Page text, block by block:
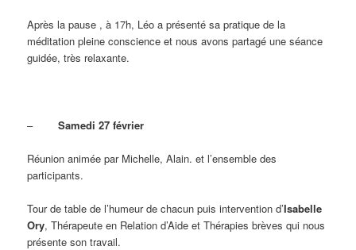
Après la pause , à 17h, Léo a présenté sa pratique de la
méditation pleine conscience et nous avons partagé une séance
guidée, très relaxante.
–Samedi 27 février
Réunion animée par Michelle, Alain. et l’ensemble des
participants.
Tour de table de l’humeur de chacun puis intervention d’Isabelle
Ory, Thérapeute en Relation d’Aide et Thérapies brèves qui nous
présente son travail.